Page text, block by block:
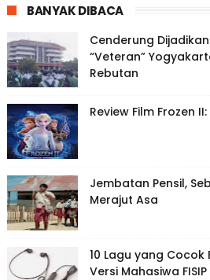
BANYAK DIBACA
Cenderung Dijadikan
“Veteran”
Rebutan
Review Film Frozen
Jembatan Pensil,
Merajut Asa
10 Lagu yang
Versi Mahasiwa FISIP